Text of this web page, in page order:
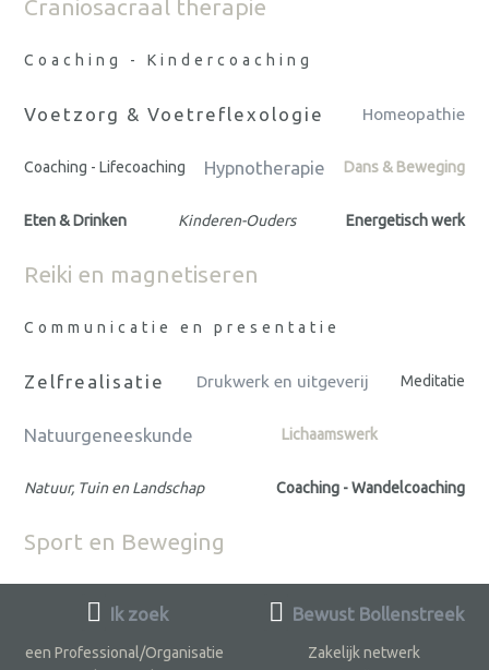
Craniosacraal therapie
Coaching - Kindercoaching
Voetzorg & Voetreflexologie Homeopathie
Coaching - Lifecoaching Hypnotherapie Dans & Beweging
Eten & Drinken Kinderen-Ouders Energetisch werk
Reiki en magnetiseren
Communicatie en presentatie
Zelfrealisatie Drukwerk en uitgeverij Meditatie
Natuurgeneeskunde Lichaamswerk
Natuur, Tuin en Landschap Coaching - Wandelcoaching
Sport en Beweging
Ik zoek
een Professional/Organisatie
Bewust Bollenstreek
Zakelijk netwerk